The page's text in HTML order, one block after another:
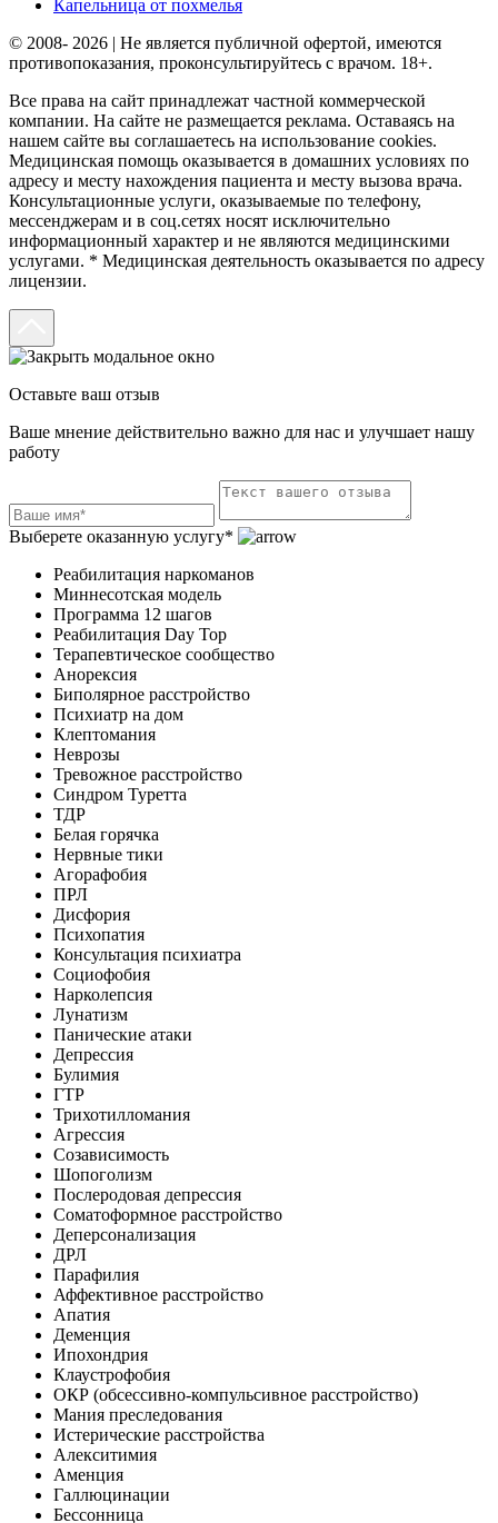
Капельница от похмелья
© 2008- 2026 | Не является публичной офертой, имеются
противопоказания, проконсультируйтесь с врачом. 18+.
Все права на сайт принадлежат частной коммерческой
компании. На сайте не размещается реклама. Оставаясь на
нашем сайте вы соглашаетесь на использование cookies.
Медицинская помощь оказывается в домашних условиях по
адресу и месту нахождения пациента и месту вызова врача.
Консультационные услуги, оказываемые по телефону,
мессенджерам и в соц.сетях носят исключительно
информационный характер и не являются медицинскими
услугами. * Медицинская деятельность оказывается по адресу
лицензии.
Оставьте ваш отзыв
Ваше мнение действительно важно для нас и улучшает нашу
работу
Выберете оказанную услугу*
Реабилитация наркоманов
Миннесотская модель
Программа 12 шагов
Реабилитация Day Top
Терапевтическое сообщество
Анорексия
Биполярное расстройство
Психиатр на дом
Клептомания
Неврозы
Тревожное расстройство
Синдром Туретта
ТДР
Белая горячка
Нервные тики
Агорафобия
ПРЛ
Дисфория
Психопатия
Консультация психиатра
Социофобия
Нарколепсия
Лунатизм
Панические атаки
Депрессия
Булимия
ГТР
Трихотилломания
Агрессия
Созависимость
Шопоголизм
Послеродовая депрессия
Соматоформное расстройство
Деперсонализация
ДРЛ
Парафилия
Аффективное расстройство
Апатия
Деменция
Ипохондрия
Клаустрофобия
ОКР (обсессивно-компульсивное расстройство)
Мания преследования
Истерические расстройства
Алекситимия
Аменция
Галлюцинации
Бессонница